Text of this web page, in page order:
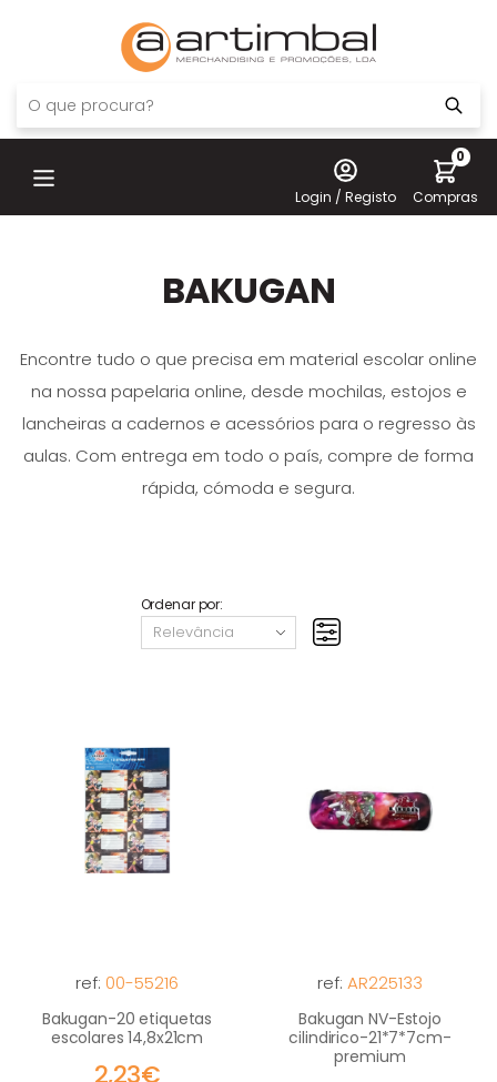
Login / Registo
0
Compras
BAKUGAN
Encontre tudo o que precisa em material escolar online
na nossa papelaria online, desde mochilas, estojos e
lancheiras a cadernos e acessórios para o regresso às
aulas. Com entrega em todo o país, compre de forma
rápida, cómoda e segura.
Ordenar por:
ref: 00-55216
Bakugan-20 etiquetas
escolares 14,8x21cm
2,23€
ref: AR225133
Bakugan NV-Estojo
cilindirico-21*7*7cm-
premium